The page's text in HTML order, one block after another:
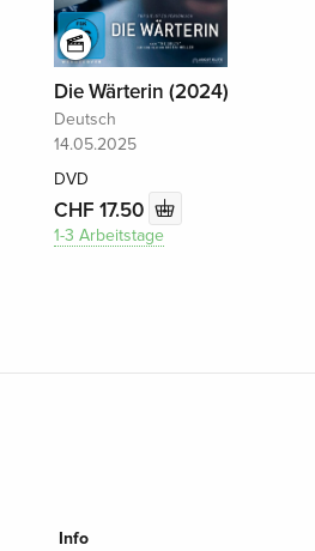
Die Wärterin (2024)
Deutsch
14.05.2025
DVD
CHF 17.50
1-3 Arbeitstage
Info